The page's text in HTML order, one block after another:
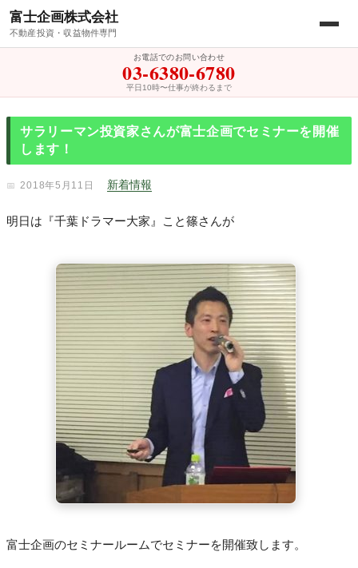
富士企画株式会社
不動産投資・収益物件専門
お電話でのお問い合わせ
03-6380-6780
平日10時〜仕事が終わるまで
サラリーマン投資家さんが富士企画でセミナーを開催
します！
2018年5月11日 新着情報
明日は『千葉ドラマー大家』こと篠さんが
富士企画のセミナールームでセミナーを開催致します。